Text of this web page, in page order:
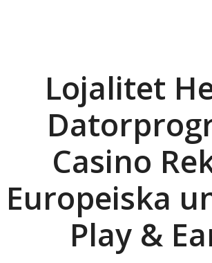
OSTRICH
Lojalitet
Casino
Europeiska
Play &